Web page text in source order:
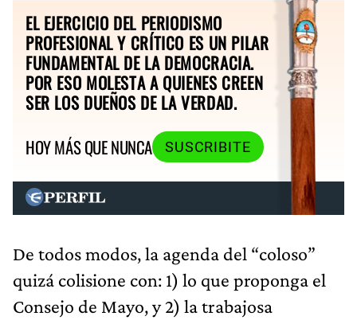
EL EJERCICIO DEL PERIODISMO
PROFESIONAL Y CRÍTICO ES UN PILAR
FUNDAMENTAL DE LA DEMOCRACIA.
POR ESO MOLESTA A QUIENES CREEN
SER LOS DUEÑOS DE LA VERDAD.
HOY MÁS QUE NUNCA
SUSCRIBITE
De todos modos, la agenda del “coloso”
quizá colisione con: 1) lo que proponga el
Consejo de Mayo, y 2) la trabajosa